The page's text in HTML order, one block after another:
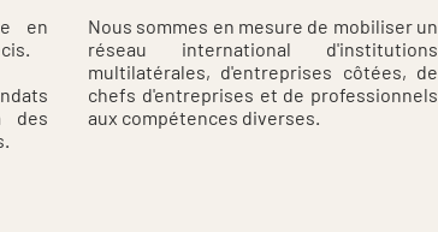
en
des
Nous sommes en mesure de mobiliser un
réseau international d'institutions
multilatérales, d'entreprises côtées, de
chefs d'entreprises et de professionnels
aux compétences diverses.